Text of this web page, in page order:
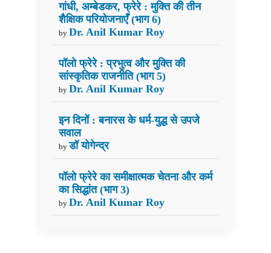
गांधी, अम्बेडकर, फ्रेरे : मुक्ति की तीन
शैक्षिक परियोजनाएँ (भाग 6)
by Dr. Anil Kumar Roy
पॉलो फ्रेरे : प्रभुत्व और मुक्ति की
सांस्कृतिक राजनीति (भाग 5)
by Dr. Anil Kumar Roy
इन दिनों : बनारस के धर्म-युद्ध से उपजे
सवाल
by डॉ योगेन्द्र
पॉलो फ्रेरे का समीक्षात्मक चेतना और कर्म
का सिद्धांत (भाग 3)
by Dr. Anil Kumar Roy